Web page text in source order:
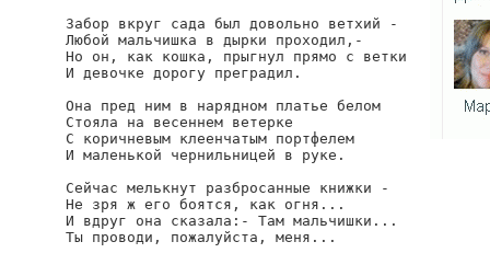
Забор вкруг сада был довольно ветхий -
Любой мальчишка в дырки проходил,-
Но он, как кошка, прыгнул прямо с ветки
И девочке дорогу преградил.
Она пред ним в нарядном платье белом
Стояла на весеннем ветерке
С коричневым клеенчатым портфелем
И маленькой чернильницей в руке.
Сейчас мелькнут разбросанные книжки -
Не зря ж его боятся, как огня...
И вдруг она сказала:- Там мальчишки...
Ты проводи, пожалуйста, меня...